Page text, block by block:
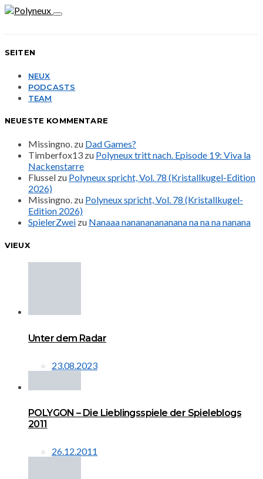
SEITEN
NEUX
PODCASTS
TEAM
NEUESTE KOMMENTARE
Missingno. zu Dad Games?
Timberfox13 zu Polyneux tritt nach. Episode 19: Viva la
Nackenstarre
Flussel zu Polyneux spricht, Vol. 78 (Kristallkugel-Edition
2026)
Missingno. zu Polyneux spricht, Vol. 78 (Kristallkugel-
Edition 2026)
SpielerZwei zu Nanaaa nanananananana na na na nanana
VIEUX
Unter dem Radar
23.08.2023
POLYGON – Die Lieblingsspiele der Spieleblogs
2011
26.12.2011